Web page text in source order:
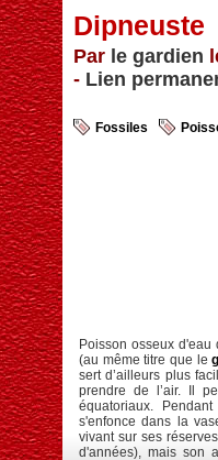
Dipneuste
Par le gardien
- Lien
Fossiles
Poisson osseux
(au même titre que le
sert d’ailleurs plus
prendre de l’air. Il
équatoriaux.
s'enfonce dans la
vivant sur ses
d'années), mais son